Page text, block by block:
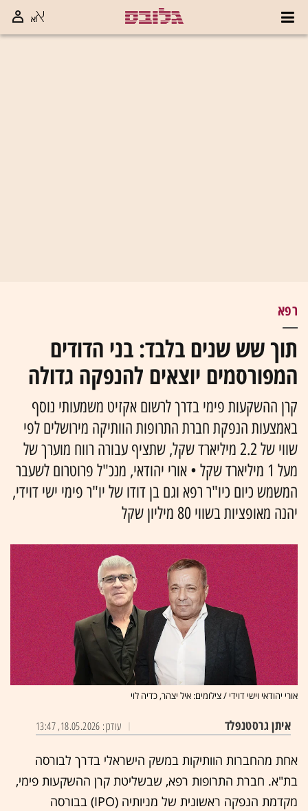
רפא
תוך שש שנים בלבד: בני הדודים
המפורסמים יוצאים להנפקה גדולה
קרן ההשקעות פימי בדרך לרשום אקזיט משמעותי נוסף
באמצעות הנפקת חברת התרופות הוותיקה מירושלים לפי
שווי של 2.2 מיליארד שקל, שתציף עבורה רווח מוערך של
מעל 1 מיליארד שקל • אורי יהודאי, מנכ"ל פרוטרום לשעבר
המשמש כיום כיו"ר רפא וגם בן דודו של יו"ר פימי ישי דוידי,
יהנה מאופציות בשווי 80 מיליון שקל
אורי יהודאי וישי דוידי / צילומים: איל יצהר, כדיה לוי
איתן גרסטנפלד עודכן: 18.05.2026, 13:47
אחת מהחברות הוותיקות במשק הישראלי בדרך לבורסה
בת"א. חברת התרופות רפא, שבשליטת קרן ההשקעות פימי,
מקדמת הנפקה ראשונית של מניותיה (IPO) בבורסה